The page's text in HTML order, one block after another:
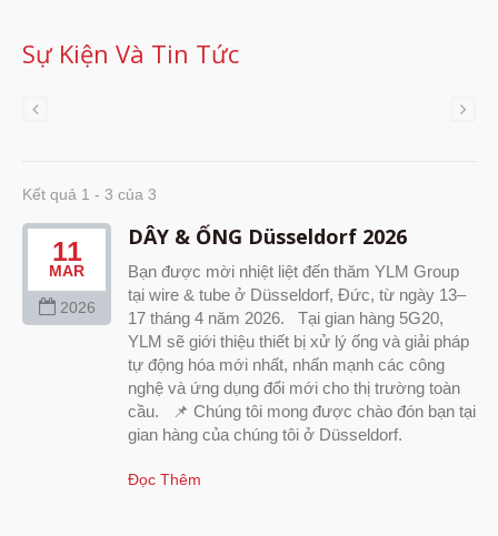
Sự Kiện Và Tin Tức
Kết quả 1 - 3 của 3
11
MAR
2026
DÂY & ỐNG Düsseldorf 2026
Bạn được mời nhiệt liệt đến thăm YLM Group
tại wire & tube ở Düsseldorf, Đức, từ ngày 13–
17 tháng 4 năm 2026. Tại gian hàng 5G20,
YLM sẽ giới thiệu thiết bị xử lý ống và giải pháp
tự động hóa mới nhất, nhấn mạnh các công
nghệ và ứng dụng đổi mới cho thị trường toàn
cầu. 📌 Chúng tôi mong được chào đón bạn tại
gian hàng của chúng tôi ở Düsseldorf.
Đọc Thêm